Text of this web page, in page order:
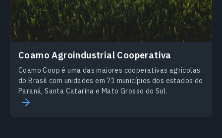
Coamo Agroindustrial Cooperativa
Coamo Coop é uma das maiores cooperativas agrícolas
do Brasil com unidades em 71 municípios dos estados do
Paraná, Santa Catarina e Mato Grosso do Sul.